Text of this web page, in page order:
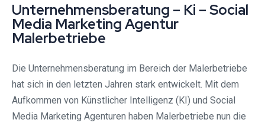
Unternehmensberatung – Ki – Social
Media Marketing Agentur
Malerbetriebe
Die Unternehmensberatung im Bereich der Malerbetriebe
hat sich in den letzten Jahren stark entwickelt. Mit dem
Aufkommen von Künstlicher Intelligenz (KI) und Social
Media Marketing Agenturen haben Malerbetriebe nun die